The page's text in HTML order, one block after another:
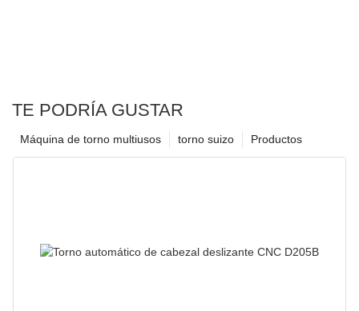
TE PODRÍA GUSTAR
Productos
torno suizo
Máquina de torno multiusos